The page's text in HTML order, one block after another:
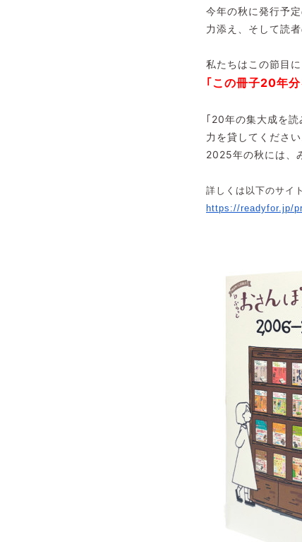
今年の秋に発行予
力添え、そして読
私たちはこの節目
｢この冊子20年
｢20年の集大成を
力を貸してください
2025年の秋には、
詳しくは以下のサイ
https://readyfor.jp/